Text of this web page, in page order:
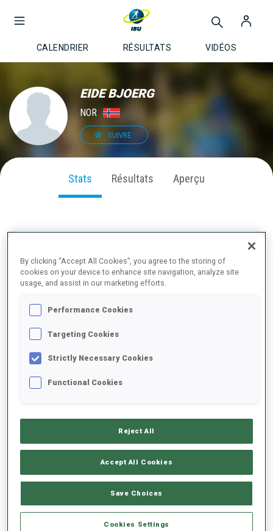
CALENDRIER RÉSULTATS VIDÉOS
EIDE BJOERG
NOR
SUIVRE
Stats Résultats Aperçu
2025/2026
MOYENNE DE PERFORMANCE
TIR COUCHÉ
Données non disponibles
Données non disponibles
By clicking “Accept All Cookies”, you agree to the storing of
cookies on your device to enhance site navigation, analyze site
usage, and assist in our marketing efforts.
Performance Cookies
Targeting Cookies
Strictly Necessary Cookies
Functional Cookies
Reject All
Accept All Cookies
Save Choices
Cookies Settings